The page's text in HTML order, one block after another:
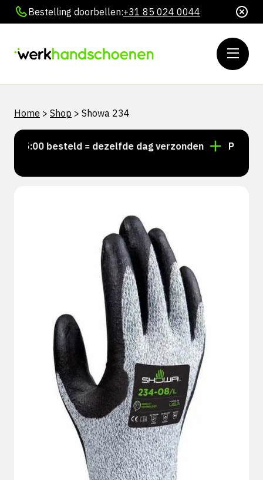
Bestelling doorbellen:+31 85 024 0044
Home > Shop > Showa 234
15:00 besteld = dezelfde dag verzonden